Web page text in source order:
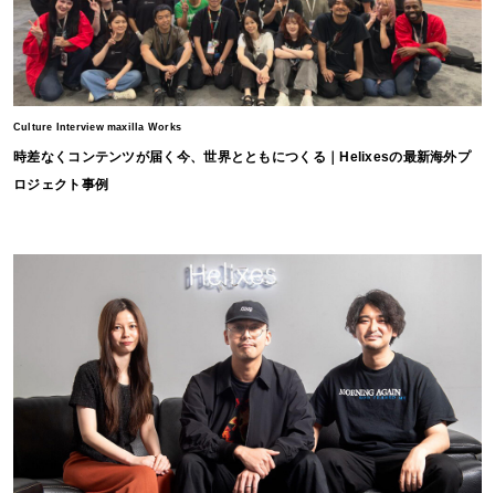
Culture Interview maxilla Works
時差なくコンテンツが届く今、世界とともにつくる｜Helixesの最新海外プ
ロジェクト事例